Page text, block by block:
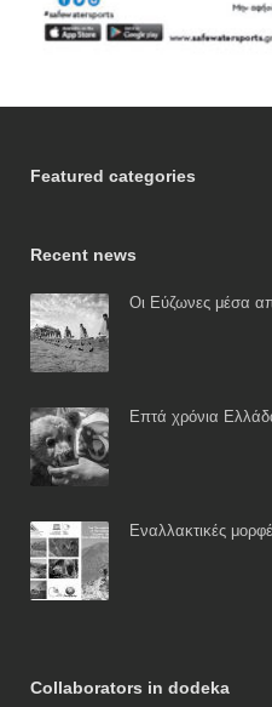
Featured categories
Recent news
Οι Εύζωνες μέσα
Επτά χρόνια
Εναλλακτικές
Collaborators in dodeka